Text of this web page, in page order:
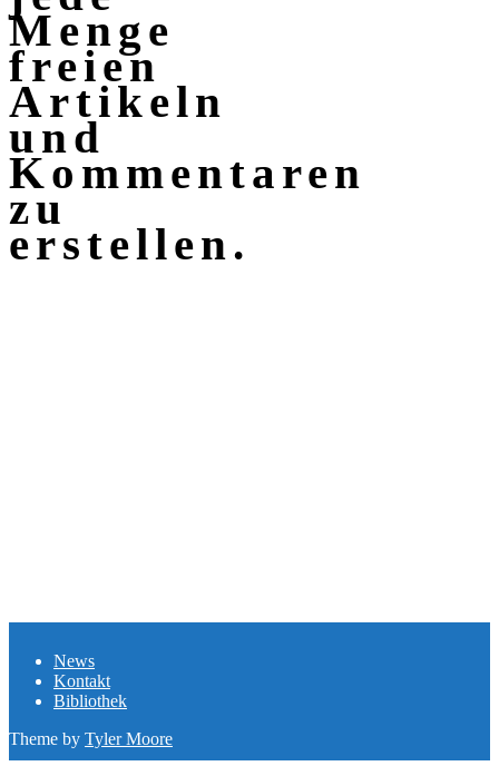
Menge
freien
Artikeln
und
Kommentaren
zu
erstellen.
News
Kontakt
Bibliothek
Theme by Tyler Moore